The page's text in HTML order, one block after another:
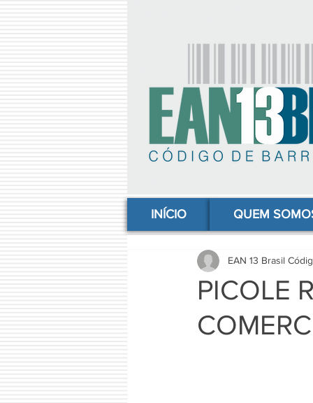
comprar codigo de barras, comprar código de barras, adquirir código de barras, código de barras online,
INÍCIO QUEM
PICOLE
EAN 13 Brasil